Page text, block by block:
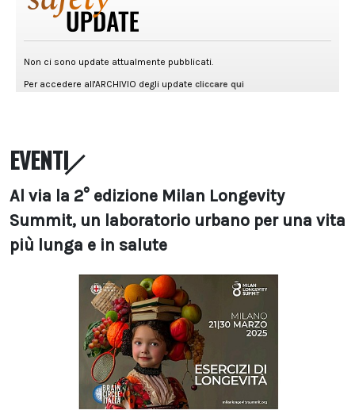
EVENTI
Al via la 2° edizione Milan Longevity
Summit, un laboratorio urbano per una vita
più lunga e in salute